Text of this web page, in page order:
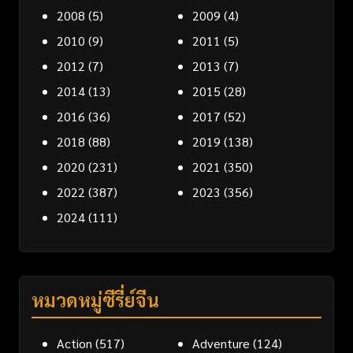
2008 (5) 2009 (4)
2010 (9) 2011 (5)
2012 (7) 2013 (7)
2014(13) 2015 (28)
2016 (36) 2017 (52)
2018 (88) 2019 (138)
2020 (231) 2021 (350)
2022 (387) 2023 (356)
2024(111)
หมวดหมู่ซีรี่ย์จีน
Action (517) Adventure (124)